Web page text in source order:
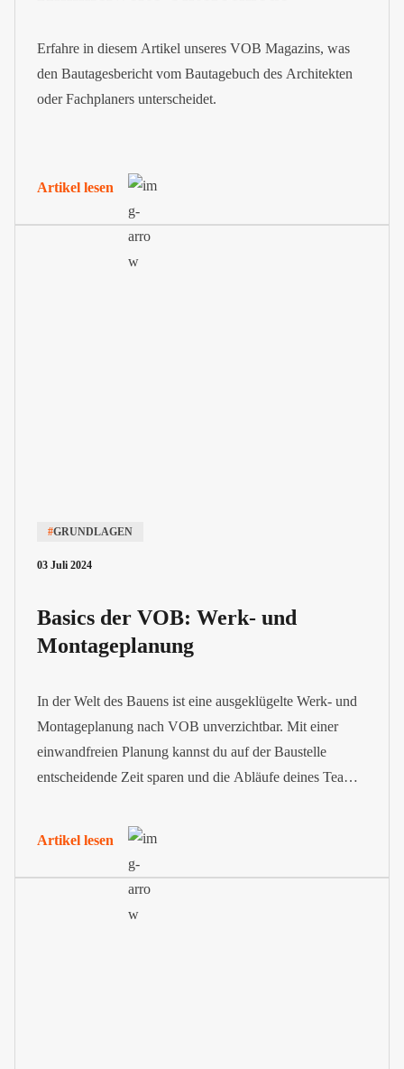
Erfahre in diesem Artikel unseres VOB Magazins, was
den Bautagesbericht vom Bautagebuch des Architekten
oder Fachplaners unterscheidet.
Artikel lesen
#GRUNDLAGEN
03 Juli 2024
Basics der VOB: Werk- und
Montageplanung
In der Welt des Bauens ist eine ausgeklügelte Werk- und
Montageplanung nach VOB unverzichtbar. Mit einer
einwandfreien Planung kannst du auf der Baustelle
entscheidende Zeit sparen und die Abläufe deines Teams
Artikel lesen